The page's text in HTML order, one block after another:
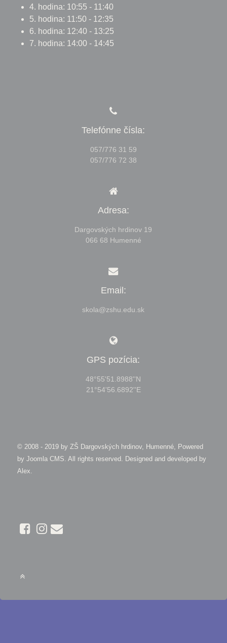
4. hodina: 10:55 - 11:40
5. hodina: 11:50 - 12:35
6. hodina: 12:40 - 13:25
7. hodina: 14:00 - 14:45
Telefónne čísla:
057/776 31 59
057/776 72 38
Adresa:
Dargovských hrdinov 19
066 68 Humenné
Email:
skola@zshu.edu.sk
GPS pozícia:
48°55'51.8988''N
21°54'56.6892''E
© 2008 - 2019 by ZŠ Dargovských hrdinov, Humenné, Powered
by Joomla CMS. All rights reserved. Designed and developed by
Alex.